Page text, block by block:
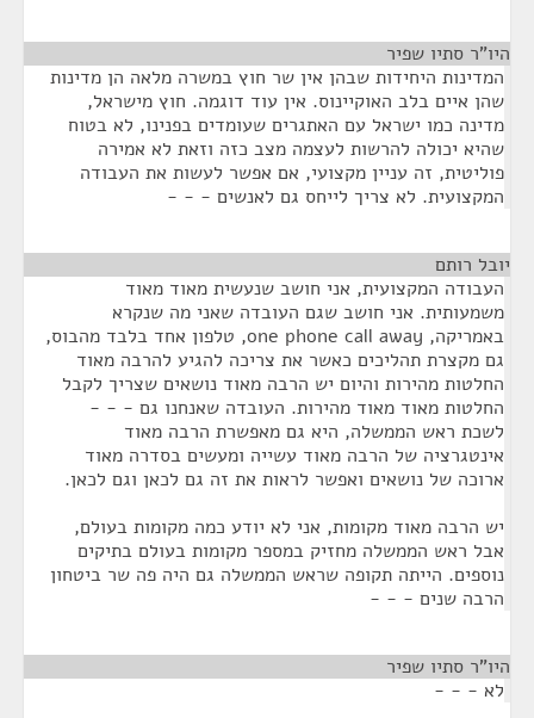
היו"ר סתיו שפיר
המדינות היחידות שבהן אין שר חוץ במשרה מלאה הן מדינות
שהן איים בלב האוקיינוס. אין עוד דוגמה. חוץ מישראל,
מדינה כמו ישראל עם האתגרים שעומדים בפנינו, לא בטוח
שהיא יכולה להרשות לעצמה מצב כזה וזאת לא אמירה
פוליטית, זה עניין מקצועי, אם אפשר לעשות את העבודה
המקצועית. לא צריך לייחס גם לאנשים - - -
יובל רותם
העבודה המקצועית, אני חושב שנעשית מאוד מאוד
משמעותית. אני חושב שגם העובדה שאני מה שנקרא
באמריקה, one phone call away, טלפון אחד בלבד מהבוס,
גם מקצרת תהליכים כאשר את צריכה להגיע להרבה מאוד
החלטות מהירות והיום יש הרבה מאוד נושאים שצריך לקבל
החלטות מאוד מאוד מהירות. העובדה שאנחנו גם - - -
לשכת ראש הממשלה, היא גם מאפשרת הרבה מאוד
אינטגרציה של הרבה מאוד עשייה ומעשים בסדרה מאוד
ארוכה של נושאים ואפשר לראות את זה גם לכאן וגם לכאן.
יש הרבה מאוד מקומות, אני לא יודע כמה מקומות בעולם,
אבל ראש הממשלה מחזיק במספר מקומות בעולם בתיקים
נוספים. הייתה תקופה שראש הממשלה גם היה פה שר ביטחון
הרבה שנים - - -
היו"ר סתיו שפיר
לא - - -